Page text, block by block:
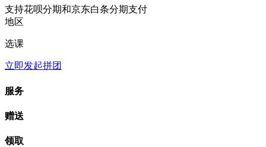
支持花呗分期和京东白条分期支付
地区
选课
立即发起拼团
服务
赠送
领取